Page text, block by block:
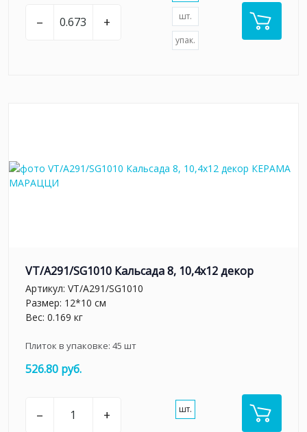
– + шт.
упак.
VT/A291/SG1010 Кальсада 8, 10,4х12 декор
Артикул: VT/A291/SG1010
Размер: 12*10 см
Вес: 0.169 кг
Плиток в упаковке: 45 шт
526.80 руб.
– + шт.